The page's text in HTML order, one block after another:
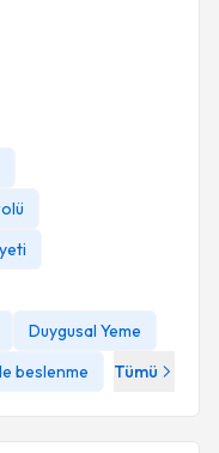
Duygusal Yeme
beslenme Tümü